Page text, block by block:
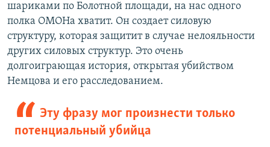
шариками по Болотной площади, на нас одного
полка ОМОНа хватит. Он создает силовую
структуру, которая защитит в случае нелояльности
других силовых структур. Это очень
долгоиграющая история, открытая убийством
Немцова и его расследованием.
Эту фразу мог произнести только
потенциальный убийца